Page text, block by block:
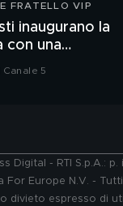
FRATELLO VIP
inaugurano la
con una
Canale 5
Digital - RTI S.p.A.:
For Europe N.V. -
divieto espresso di